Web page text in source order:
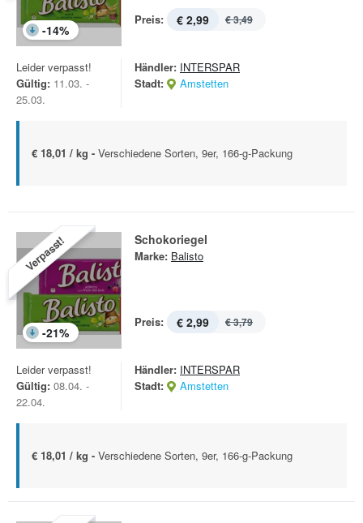
-14%
Preis: € 2,99 € 3,49
Leider verpasst!
Gültig: 11.03. -
25.03.
Händler: INTERSPAR
Stadt:
Amstetten
€ 18,01 / kg - Verschiedene Sorten, 9er, 166-g-Packung
Verpasst!
-21%
Schokoriegel
Marke: Balisto
Preis: € 2,99 € 3,79
Leider verpasst!
Gültig: 08.04. -
22.04.
Händler: INTERSPAR
Stadt:
Amstetten
€ 18,01 / kg - Verschiedene Sorten, 9er, 166-g-Packung